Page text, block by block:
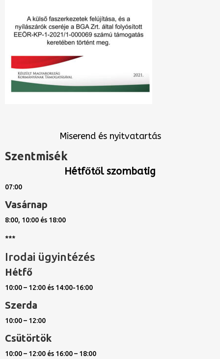
Miserend és nyitvatartás
Szentmisék
Hétfőtől szombatig
07:00
Vasárnap
8:00, 10:00 és 18:00
***
Irodai ügyintézés
Hétfő
10:00 – 12:00 és 14:00-16:00
Szerda
10:00 – 12:00
Csütörtök
10:00 – 12:00 és 16:00 – 18:00